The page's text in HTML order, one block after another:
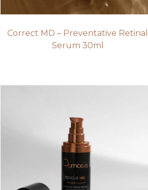
Correct MD – Preventative Retinal
Serum 30ml